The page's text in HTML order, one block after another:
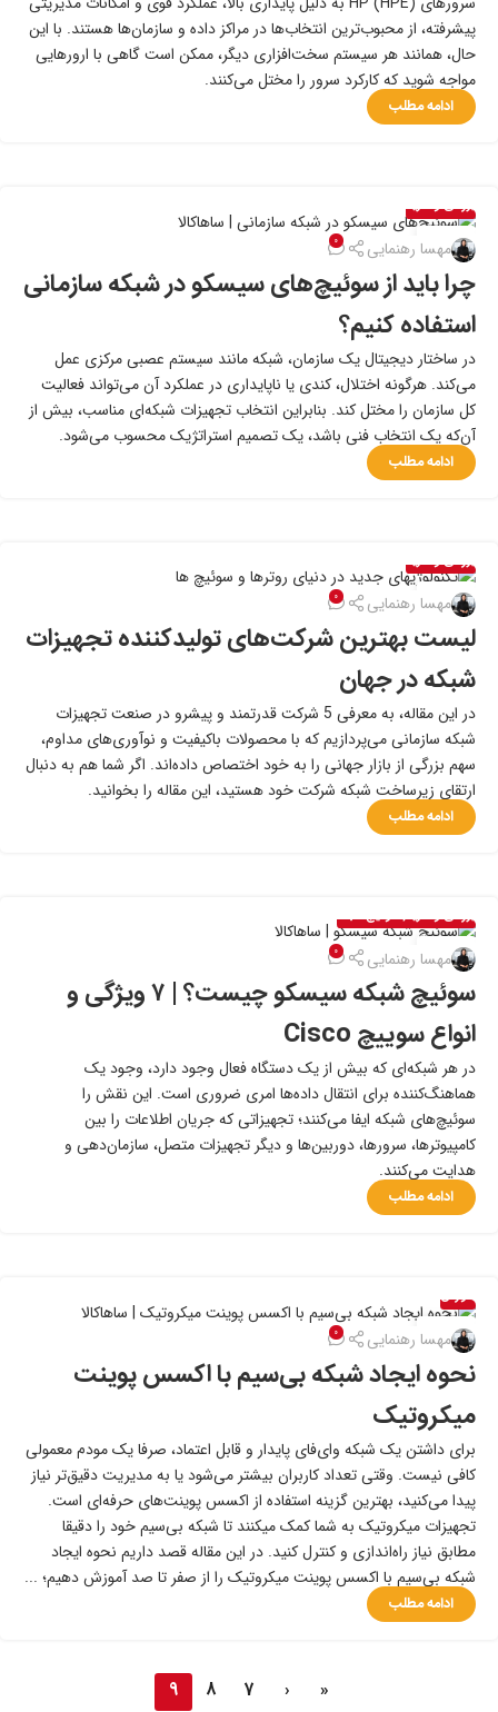
پیشرفته، از محبوب‌ترین انتخاب‌ها در مراکز داده و سازمان‌ها هستند. با این
حال، همانند هر سیستم سخت‌افزاری دیگر، ممکن است گاهی با ارورهایی
مواجه شوید که کارکرد سرور را مختل می‌کنند.
ادامه مطلب
۰۸
تیر
بررسی و خرید
مهسا رهنمایی ۰
چرا باید از سوئیچ‌های سیسکو در شبکه سازمانی
استفاده کنیم؟
در ساختار دیجیتال یک سازمان، شبکه مانند سیستم عصبی مرکزی عمل
می‌کند. هرگونه اختلال، کندی یا ناپایداری در عملکرد آن می‌تواند فعالیت
کل سازمان را مختل کند. بنابراین انتخاب تجهیزات شبکه‌ای مناسب، بیش از
آن‌که یک انتخاب فنی باشد، یک تصمیم استراتژیک محسوب می‌شود.
ادامه مطلب
۰۷
تیر
بررسی و خرید
مهسا رهنمایی ۰
لیست بهترین شرکت‌های تولیدکننده تجهیزات
شبکه در جهان
در این مقاله، به معرفی 5 شرکت قدرتمند و پیشرو در صنعت تجهیزات
شبکه سازمانی می‌پردازیم که با محصولات باکیفیت و نوآوری‌های مداوم،
سهم بزرگی از بازار جهانی را به خود اختصاص داده‌اند. اگر شما هم به دنبال
ارتقای زیرساخت شبکه شرکت خود هستید، این مقاله را بخوانید.
ادامه مطلب
۲۷
خرداد
بررسی و خرید,سوئیچ شبکه
مهسا رهنمایی ۰
سوئیچ شبکه سیسکو چیست؟ | ۷ ویژگی‌ و
انواع سوییچ Cisco
در هر شبکه‌ای که بیش از یک دستگاه فعال وجود دارد، وجود یک
هماهنگ‌کننده‌ برای انتقال داده‌ها امری ضروری است. این نقش را
سوئیچ‌های شبکه ایفا می‌کنند؛ تجهیزاتی که جریان اطلاعات را بین
کامپیوترها، سرورها، دوربین‌ها و دیگر تجهیزات متصل، سازمان‌دهی و
هدایت می‌کنند.
ادامه مطلب
۱۷
بهمن
آموزش
مهسا رهنمایی ۰
نحوه ایجاد شبکه بی‌سیم با اکسس پوینت
میکروتیک
برای داشتن یک شبکه وای‌فای پایدار و قابل اعتماد، صرفا یک مودم معمولی
کافی نیست. وقتی تعداد کاربران بیشتر می‌شود یا به مدیریت دقیق‌تر نیاز
پیدا می‌کنید، بهترین گزینه استفاده از اکسس پوینت‌های حرفه‌ای است.
تجهیزات میکروتیک به شما کمک میکنند تا شبکه بی‌سیم خود را دقیقا
مطابق نیاز راه‌اندازی و کنترل کنید. در این مقاله قصد داریم نحوه ایجاد
شبکه بی‌سیم با اکسس پوینت میکروتیک را از صفر تا صد آموزش دهیم؛ ...
ادامه مطلب
«
‹
7
8
9